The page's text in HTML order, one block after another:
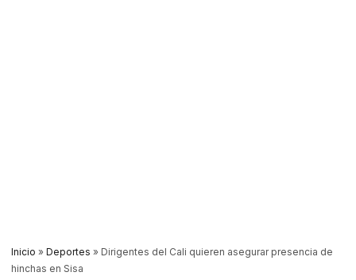
Inicio » Deportes » Dirigentes del Cali quieren asegurar presencia de
hinchas en Sisa